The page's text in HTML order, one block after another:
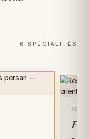
6 SPÉCIALITÉS